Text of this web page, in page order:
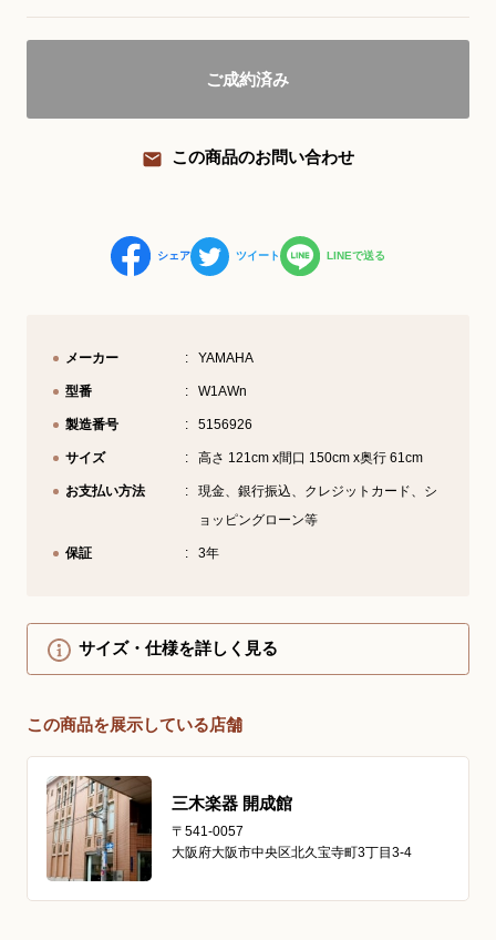
YouTube 公式チャンネル
ど動画で発信中！
サイトマップ 個人情報の取り扱い 特定商品取引法表記
ご成約済み
この商品のお問い合わせ
シェア ツイート LINEで送る
メーカー YAMAHA
型番 W1AWn
製造番号 5156926
サイズ 高さ 121cm x間口 150cm x奥行 61cm
お支払い方法
現金、銀行振込、クレジットカード、シ
ョッピングローン等
保証 3年
サイズ・仕様を詳しく見る
この商品を展示している店舗
三木楽器 開成館
〒541-0057
大阪府大阪市中央区北久宝寺町3丁目3-4